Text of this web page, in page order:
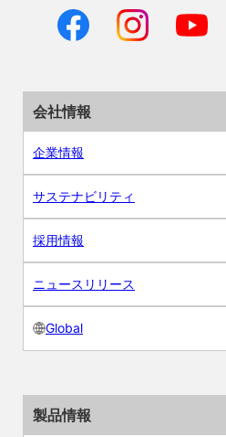
会社情報
企業情報
サステナビリティ
採用情報
ニュースリリース
Global
製品情報